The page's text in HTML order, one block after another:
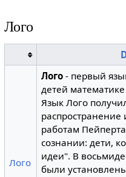
Лого
Лого
Лого - первый
детей
Язык Лого
распространение
работам
сознании: дети,
идеи". В
были